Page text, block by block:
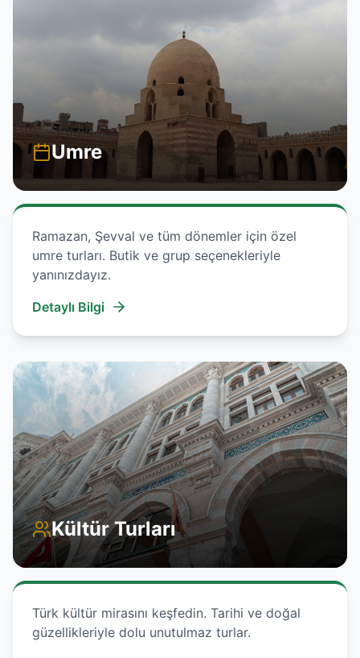
Umre
Ramazan, Şevval ve tüm dönemler için özel
umre turları. Butik ve grup seçenekleriyle
yanınızdayız.
Detaylı Bilgi
Kültür Turları
Türk kültür mirasını keşfedin. Tarihi ve doğal
güzellikleriyle dolu unutulmaz turlar.